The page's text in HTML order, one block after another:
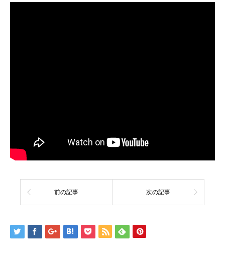
前の記事 次の記事